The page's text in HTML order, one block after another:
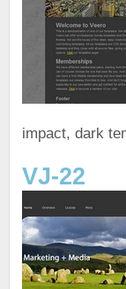
impact, dark
VJ-22